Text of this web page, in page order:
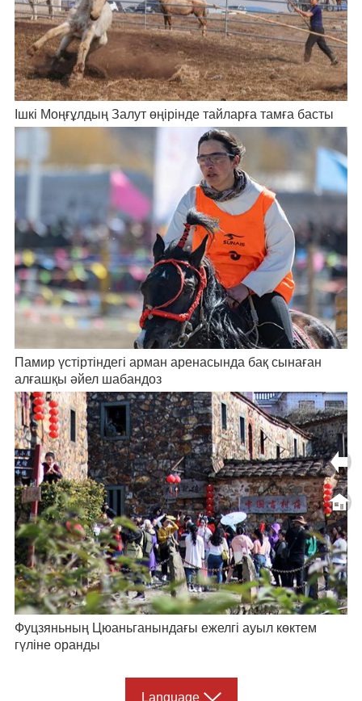
Ішкі Моңғұлдың Залут өңірінде тайларға тамға басты
Памир үстіртіндегі арман аренасында бақ сынаған
алғашқы әйел шабандоз
Фуцзяньның Цюаньганындағы ежелгі ауыл көктем
гүліне оранды
Language